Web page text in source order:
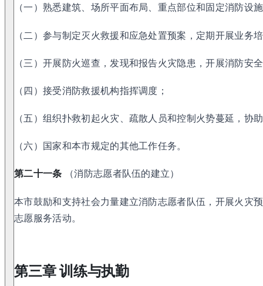
（一）熟悉建筑、场所平面布局、重点部位和固定消防设
（二）参与制定灭火救援和应急处置预案，定期开展业务
（三）开展防火巡查，发现和报告火灾隐患，开展消防安
（四）接受消防救援机构指挥调度；
（五）组织扑救初起火灾、疏散人员和控制火势蔓延，协
（六）国家和本市规定的其他工作任务。
第二十一条 （消防志愿者队伍的建立）
本市鼓励和支持社会力量建立消防志愿者队伍，开展火灾
志愿服务活动。
第三章 训练与执勤